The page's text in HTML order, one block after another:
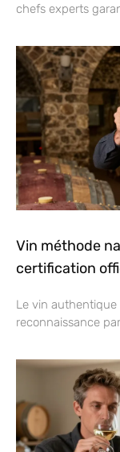
chefs experts
Vin méthode
certification
Le vin authentique
reconnaissance